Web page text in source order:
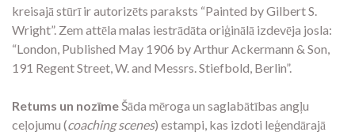
kreisajā stūrī ir autorizēts paraksts “Painted by Gilbert S.
Wright”. Zem attēla malas iestrādāta oriģinālā izdevēja josla:
“London, Published May 1906 by Arthur Ackermann & Son,
191 Regent Street, W. and Messrs. Stiefbold, Berlin”.
Retums un nozīmeŠāda mēroga un saglabātības angļu
ceļojumu (coaching scenes) estampi, kas izdoti leģendārajā